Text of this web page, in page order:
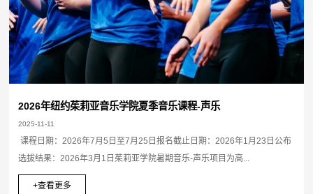
2026年纽约茱莉亚音乐学院夏季音乐课程-声乐
2025-11-11
课程日期：2026年7月5日至7月25日报名截止日期：2026年1月23日公布
选拔结果：2026年3月1日茱莉亚学院暑期音乐-声乐项目为高...
+查看更多